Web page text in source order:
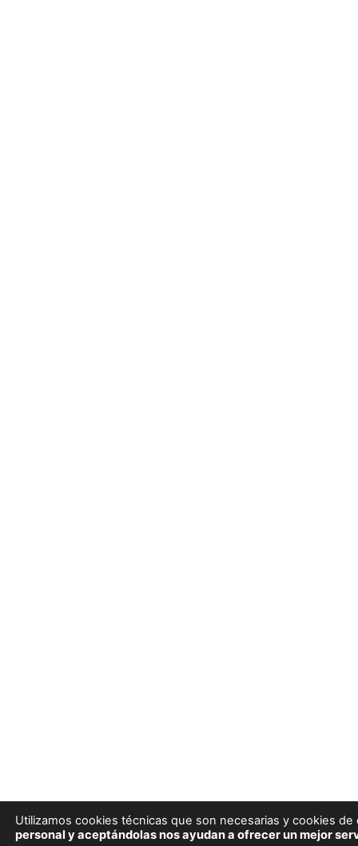
Utilizamos cookies técnicas que son necesarias y cookies
personal y aceptándolas nos ayudan a ofrecer un mejor